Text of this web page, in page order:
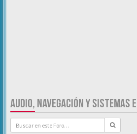
AUDIO, NAVEGACIÓN Y SISTEMAS